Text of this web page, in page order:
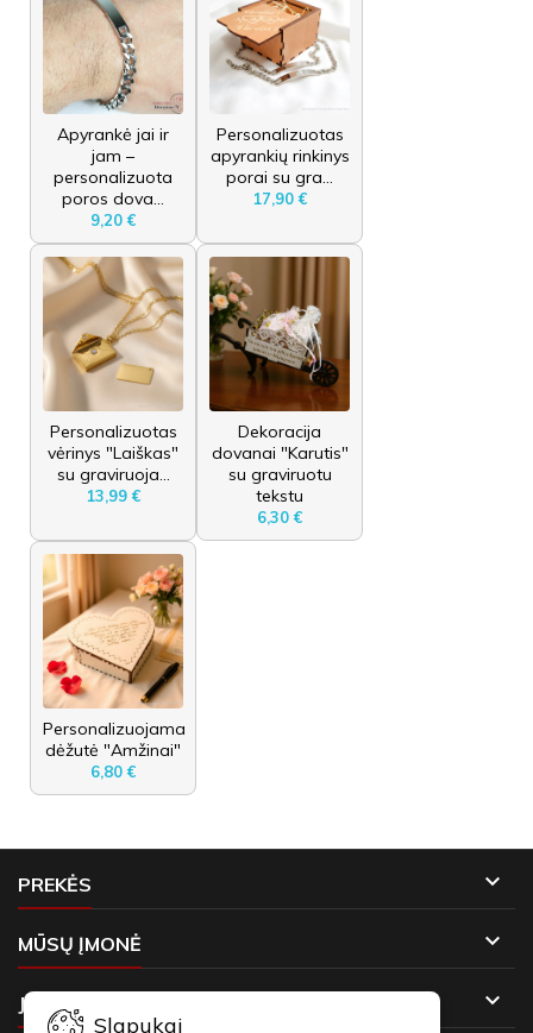
Apyrankė jai ir
jam –
personalizuota
poros dova...
9,20 €
Personalizuotas
apyrankių rinkinys
porai su gra...
17,90 €
Personalizuotas
vėrinys "Laiškas"
su graviruoja...
13,99 €
Dekoracija
dovanai "Karutis"
su graviruotu
tekstu
6,30 €
Personalizuojama
dėžutė "Amžinai"
6,80 €
PREKĖS 
MŪSŲ ĮMONĖ 
JŪSŲ PASKYRA 
Slapukai